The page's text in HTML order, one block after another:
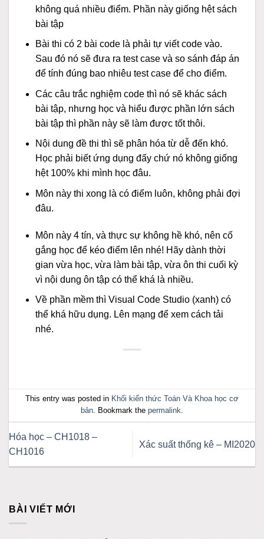
không quá nhiều điểm. Phần này giống hệt sách
bài tập
Bài thi có 2 bài code là phải tự viết code vào.
Sau đó nó sẽ đưa ra test case và so sánh đáp án
để tính đúng bao nhiêu test case để cho điểm.
Các câu trắc nghiệm code thì nó sẽ khác sách
bài tập, nhưng học và hiểu được phần lớn sách
bài tập thì phần này sẽ làm được tốt thôi.
Nội dung đề thi thì sẽ phân hóa từ dễ đến khó.
Học phải biết ứng dụng đấy chứ nó không giống
hệt 100% khi mình học đâu.
Môn này thi xong là có điểm luôn, không phải đợi
đâu.
Môn này 4 tín, và thực sự không hề khó, nên cố
gắng học để kéo điểm lên nhé! Hãy dành thời
gian vừa học, vừa làm bài tập, vừa ôn thi cuối kỳ
vì nội dung ôn tập có thể khá là nhiều.
Về phần mềm thì Visual Code Studio (xanh) có
thể khá hữu dụng. Lên mạng để xem cách tải
nhé.
This entry was posted in Khối kiến thức Toán Và Khoa học cơ
bản. Bookmark the permalink.
Hóa học – CH1018 –
CH1016
Xác suất thống kê – MI2020
BÀI VIẾT MỚI